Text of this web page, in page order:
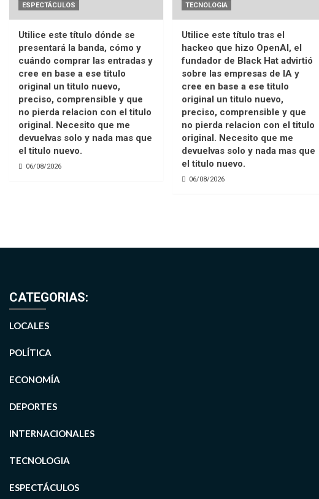
ESPECTÁCULOS
Utilice este título dónde se
presentará la banda, cómo y
cuándo comprar las entradas y
cree en base a ese titulo
original un titulo nuevo,
preciso, comprensible y que
no pierda relacion con el titulo
original. Necesito que me
devuelvas solo y nada mas que
el titulo nuevo.
06/08/2026
TECNOLOGIA
Utilice este título tras el
hackeo que hizo OpenAI, el
fundador de Black Hat advirtió
sobre las empresas de IA y
cree en base a ese titulo
original un titulo nuevo,
preciso, comprensible y que
no pierda relacion con el titulo
original. Necesito que me
devuelvas solo y nada mas que
el titulo nuevo.
06/08/2026
CATEGORIAS:
LOCALES
POLÍTICA
ECONOMÍA
DEPORTES
INTERNACIONALES
TECNOLOGIA
ESPECTÁCULOS